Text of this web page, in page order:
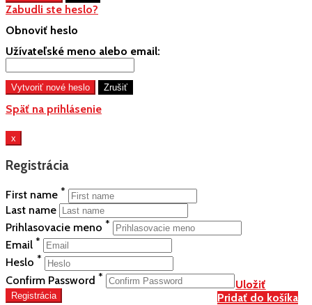
Uložiť
Pridať do košíka
Uložiť
Pridať do košíka
Zabudli ste heslo?
Obnoviť heslo
Užívateľské meno alebo email:
Späť na prihlásenie
x
Registrácia
First name *
Last name
Prihlasovacie meno *
Email *
Heslo *
Confirm Password *
Registrácia